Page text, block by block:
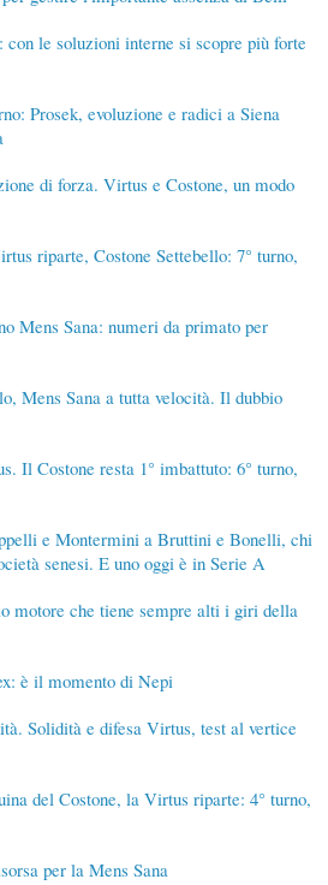
le soluzioni interne si scopre più forte
Prosek, evoluzione e radici a Siena
di forza. Virtus e Costone, un modo
riparte, Costone Settebello: 7° turno,
Mens Sana: numeri da primato per
Mens Sana a tutta velocità. Il dubbio
Il Costone resta 1° imbattuto: 6° turno,
e Montermini a Bruttini e Bonelli, chi
senesi. E uno oggi è in Serie A
motore che tiene sempre alti i giri della
è il momento di Nepi
Solidità e difesa Virtus, test al vertice
del Costone, la Virtus riparte: 4° turno,
per la Mens Sana